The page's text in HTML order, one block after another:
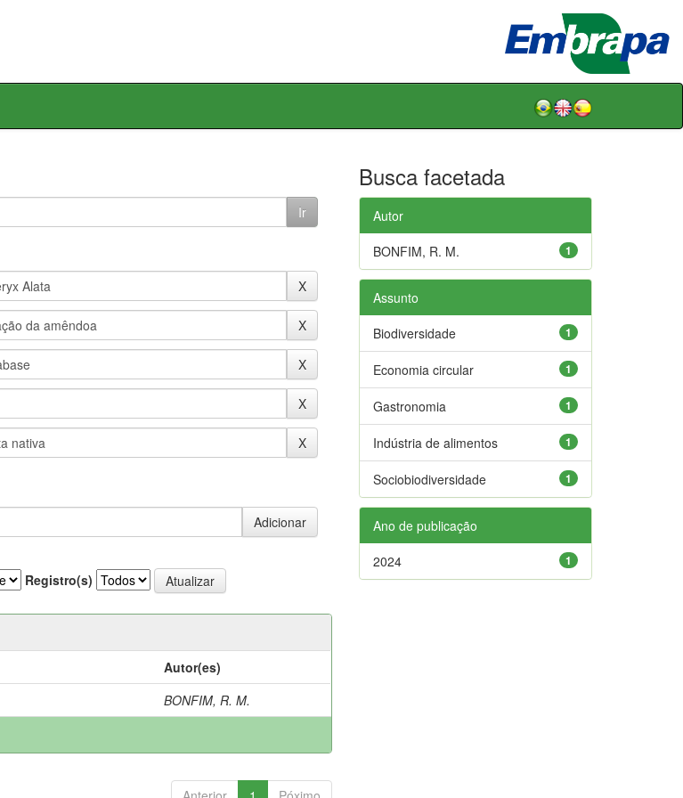
Registro(s)
Autor(es)
BONFIM, R. M.
Busca facetada
Autor
1
BONFIM, R. M.
Assunto
1
Biodiversidade
1
Economia circular
1
Gastronomia
1
Indústria de alimentos
1
Sociobiodiversidade
Ano de publicação
1
2024